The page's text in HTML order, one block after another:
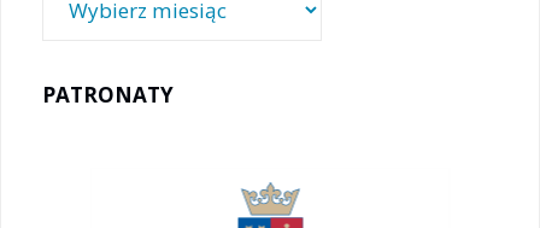
PATRONATY